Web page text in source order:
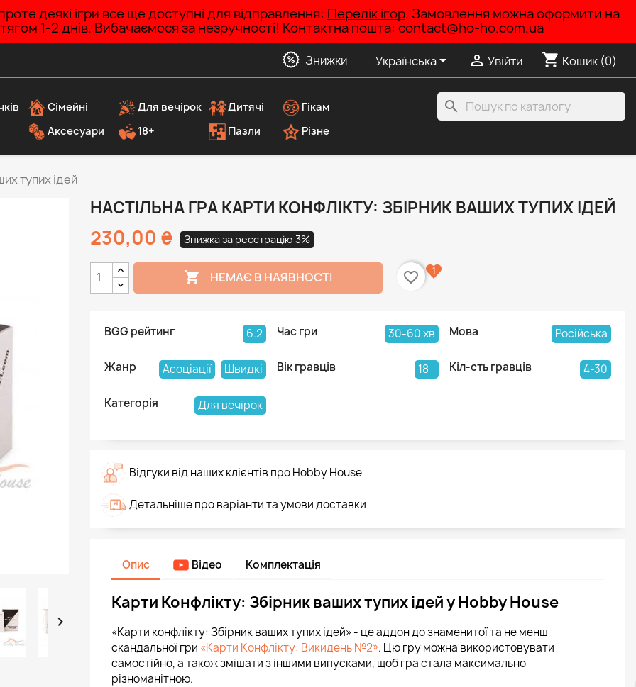
деякі ігри все ще доступні для відправлення: Перелік ігор. Замовлення можна оформити на
1-2 днів. Вибачаємося за незручності! Контактна пошта: contact@ho-ho.com.ua
Знижки Українська  Увійти shopping_cart Кошик (0)
Сімейні Для вечірок Дитячі
Гікам
Аксесуари
18+ Пазли Різне
search
тупих ідей

НАСТІЛЬНА ГРА КАРТИ КОНФЛІКТУ: ЗБІРНИК ВАШИХ ТУПИХ ІДЕЙ
230,00 ₴ Знижка за реєстрацію 3%
 НЕМАЄ В НАЯВНОСТІ favorite_border 1
BGG рейтинг 6.2 Час гри 30-60 хв Мова Російська
Жанр Асоціації Швидкі Вік гравців 18+ Кіл-сть гравців 4-30
Категорія Для вечірок
Відгуки від наших клієнтів про Hobby House
Детальніше про варіанти та умови доставки
Опис Відео Комплектація
Карти Конфлікту: Збірник ваших тупих ідей у Hobby House
«Карти конфлікту: Збірник ваших тупих ідей» - це аддон до знаменитої та не менш
скандальної гри «Карти Конфлікту: Викидень №2». Цю гру можна використовувати
самостійно, а також змішати з іншими випусками, щоб гра стала максимально
різноманітною.